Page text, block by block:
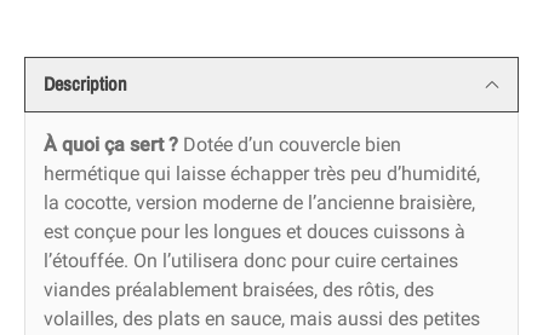
Description
À quoi ça sert ? Dotée d’un couvercle bien
hermétique qui laisse échapper très peu d’humidité,
la cocotte, version moderne de l’ancienne braisière,
est conçue pour les longues et douces cuissons à
l’étouffée. On l’utilisera donc pour cuire certaines
viandes préalablement braisées, des rôtis, des
volailles, des plats en sauce, mais aussi des petites